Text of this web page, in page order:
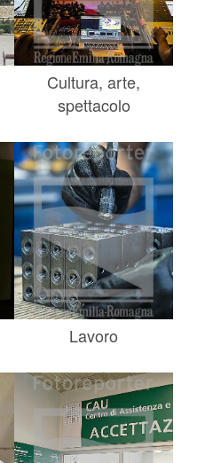
Cultura, arte,
spettacolo
Lavoro